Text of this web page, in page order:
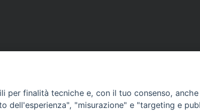
per finalità tecniche e, con il tuo consenso,
dell'esperienza", "misurazione" e "targeting e